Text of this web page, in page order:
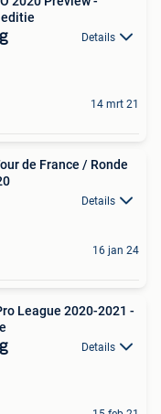
Details
14 mrt 21
de France / Ronde
Details
16 jan 24
League 2020-2021 -
Details